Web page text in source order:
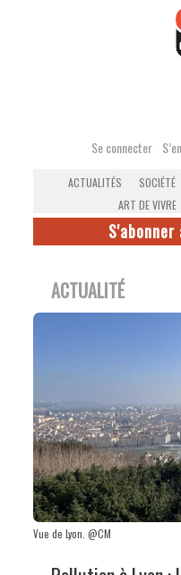
Se connecter
ACTUALITÉS SOCIÉTÉ
ART DE VIVRE
ACTUALITÉ
Vue de Lyon. @CM